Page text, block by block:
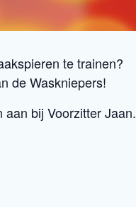
te trainen?
de Waskniepers!
bij Voorzitter Jaan.